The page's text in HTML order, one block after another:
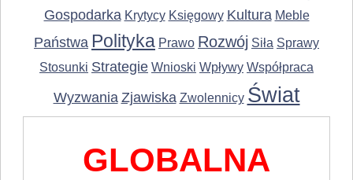
Gospodarka Krytycy Księgowy Kultura Meble
Państwa Polityka Prawo Rozwój Siła Sprawy
Stosunki Strategie Wnioski Wpływy Współpraca
Wyzwania Zjawiska Zwolennicy Świat
GLOBALNA